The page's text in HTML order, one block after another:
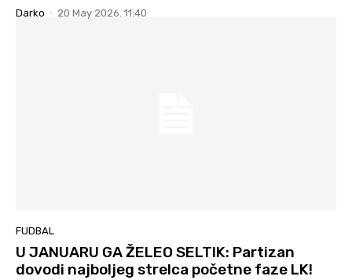
Darko - 20 May 2026. 11:40
FUDBAL
U JANUARU GA ŽELEO SELTIK: Partizan
dovodi najboljeg strelca početne faze LK!